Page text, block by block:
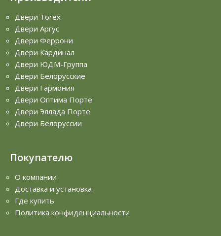
Двери Torex
Двери Аргус
Двери Феррони
Двери Кардинал
Двери ЮДМ-Группа
Двери Белорусские
Двери Гармония
Двери Оптима Порте
Двери Эллада Порте
Двери Белоруссии
Покупателю
О компании
Доставка и установка
Где купить
Политика конфиденциальности